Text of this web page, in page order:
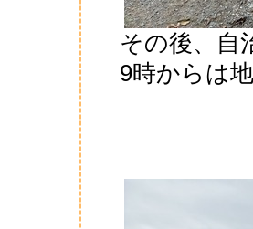
その後、自
9時からは